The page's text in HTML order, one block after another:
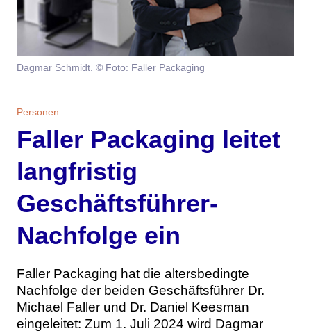
Mediadaten
Themen
Branche
Studien
Digital Health
Personen
Aktuelle Ausgabe
Ausgabenarchiv
Abonnement
Kontakt
Team
Werben
Dagmar Schmidt. © Foto: Faller Packaging
Personen
Faller Packaging leitet
langfristig
Geschäftsführer-
Nachfolge ein
Faller Packaging hat die altersbedingte
Nachfolge der beiden Geschäftsführer Dr.
Michael Faller und Dr. Daniel Keesman
eingeleitet: Zum 1. Juli 2024 wird Dagmar